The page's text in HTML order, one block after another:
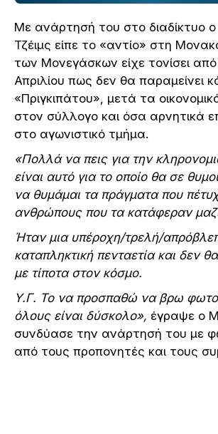
Με ανάρτησή του στο διαδίκτυο
Τζέιμς είπε το «αντίο» στη
των Μονεγάσκων είχε τονίσει
Απριλίου πως δεν θα παραμείνει
«Πριγκιπάτου», μετά τα
στον σύλλογο και όσα αρνητικά
στο αγωνιστικό τμήμα.
«Πολλά να πεις για την
είναι αυτό για το οποίο θα σε
να θυμάμαι τα πράγματα που
ανθρώπους που τα κατάφεραν
Ήταν μια υπέροχη/τρελή/
καταπληκτική πενταετία και δεν
με τίποτα στον κόσμο.
Υ.Γ. Το να προσπαθώ να βρω
όλους είναι δύσκολο», έγραψε ο
συνδύασε την ανάρτησή του με
από τους προπονητές και τους